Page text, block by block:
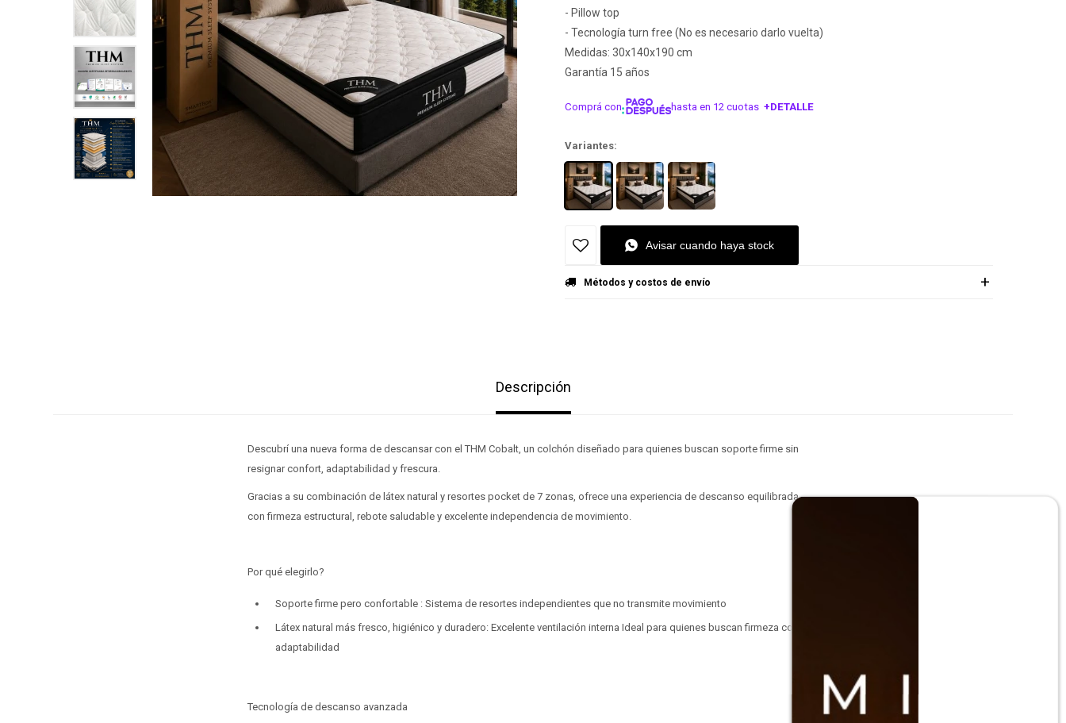
- Pillow top
- Tecnología turn free (No es necesario darlo vuelta)
Medidas: 30x140x190 cm
Garantía 15 años
Comprá con hasta en 12 cuotas +DETALLE
Variantes:
Avisar cuando haya stock
Métodos y costos de envío
Descripción
Descubrí una nueva forma de descansar con el THM Cobalt, un colchón diseñado para quienes buscan soporte firme sin
resignar confort, adaptabilidad y frescura.
Gracias a su combinación de látex natural y resortes pocket de 7 zonas, ofrece una experiencia de descanso equilibrada,
con firmeza estructural, rebote saludable y excelente independencia de movimiento.
Por qué elegirlo?
Soporte firme pero confortable : Sistema de resortes independientes que no transmite movimiento
Látex natural más fresco, higiénico y duradero: Excelente ventilación interna Ideal para quienes buscan firmeza con
adaptabilidad
Tecnología de descanso avanzada